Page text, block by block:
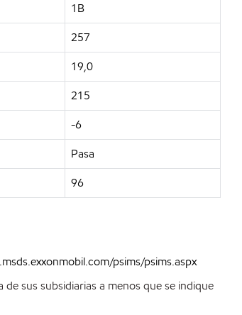
1B
257
19,0
215
-6
Pasa
96
psims/psims.aspx
sus subsidiarias a menos que se indique